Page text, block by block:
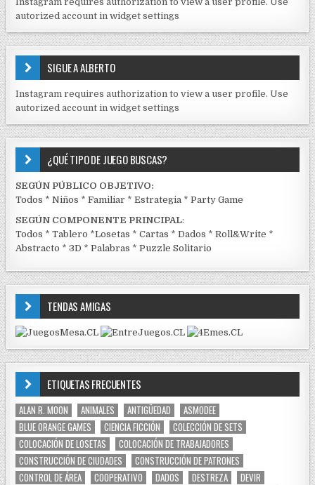
D
S
E
J
C
K
autorized account in widget settings
SIGUE A ALBERTO
Instagram requires authorization to view a user profile. Use
autorized account in widget settings
¿QUÉ TIPO DE JUEGO BUSCAS?
SEGÚN PÚBLICO OBJETIVO:
Todos *Niños *Familiar *Estrategia *Party Game
SEGÚN COMPONENTE PRINCIPAL:
Todos *Tablero *Losetas *Cartas *Dados *Roll&Write *
Abstracto *3D *Palabras *Puzzle Solitario
TENDAS AMIGAS
ETIQUETAS FRECUENTES
ALAN R. MOON ANIMALES ANTIGÜEDAD
ASMODEE
BLUE ORANGE GAMES
CIENCIA FICCIÓN
COLECCIÓN DE SETS
COLOCACIÓN DE LOSETAS
COLOCACIÓN DE TRABAJADORES
CONSTRUCCIÓN DE CIUDADES
CONSTRUCCIÓN DE PATRONES
CONTROL DE ÁREA
COOPERATIVO DADOS DESTREZA
DEVIR